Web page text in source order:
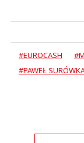
#EUROCASH
#PAWEŁ